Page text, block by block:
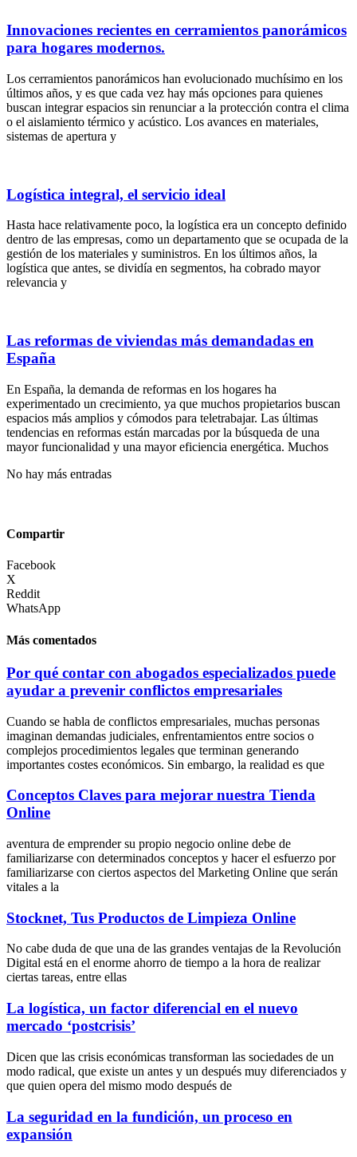
Innovaciones recientes en cerramientos panorámicos
para hogares modernos.
Los cerramientos panorámicos han evolucionado muchísimo en los
últimos años, y es que cada vez hay más opciones para quienes
buscan integrar espacios sin renunciar a la protección contra el clima
o el aislamiento térmico y acústico. Los avances en materiales,
sistemas de apertura y
Logística integral, el servicio ideal
Hasta hace relativamente poco, la logística era un concepto definido
dentro de las empresas, como un departamento que se ocupada de la
gestión de los materiales y suministros. En los últimos años, la
logística que antes, se dividía en segmentos, ha cobrado mayor
relevancia y
Las reformas de viviendas más demandadas en
España
En España, la demanda de reformas en los hogares ha
experimentado un crecimiento, ya que muchos propietarios buscan
espacios más amplios y cómodos para teletrabajar. Las últimas
tendencias en reformas están marcadas por la búsqueda de una
mayor funcionalidad y una mayor eficiencia energética. Muchos
No hay más entradas
Compartir
Facebook
X
Reddit
WhatsApp
Más comentados
Por qué contar con abogados especializados puede
ayudar a prevenir conflictos empresariales
Cuando se habla de conflictos empresariales, muchas personas
imaginan demandas judiciales, enfrentamientos entre socios o
complejos procedimientos legales que terminan generando
importantes costes económicos. Sin embargo, la realidad es que
Conceptos Claves para mejorar nuestra Tienda
Online
aventura de emprender su propio negocio online debe de
familiarizarse con determinados conceptos y hacer el esfuerzo por
familiarizarse con ciertos aspectos del Marketing Online que serán
vitales a la
Stocknet, Tus Productos de Limpieza Online
No cabe duda de que una de las grandes ventajas de la Revolución
Digital está en el enorme ahorro de tiempo a la hora de realizar
ciertas tareas, entre ellas
La logística, un factor diferencial en el nuevo
mercado ‘postcrisis’
Dicen que las crisis económicas transforman las sociedades de un
modo radical, que existe un antes y un después muy diferenciados y
que quien opera del mismo modo después de
La seguridad en la fundición, un proceso en
expansión